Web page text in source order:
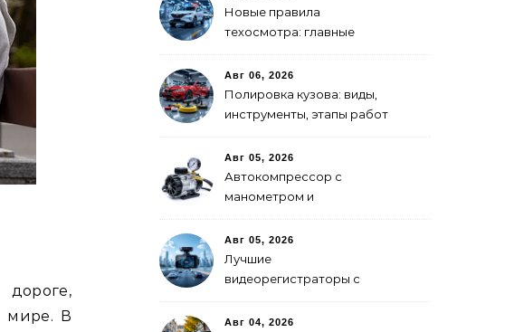
мире. В
Новые правила
техосмотра: главные
Авг 06, 2026
Полировка кузова: виды,
инструменты, этапы работ
Авг 05, 2026
Автокомпрессор с
манометром и
выбрать
Авг 05, 2026
Лучшие
видеорегистраторы с
2026 года
Авг 04, 2026